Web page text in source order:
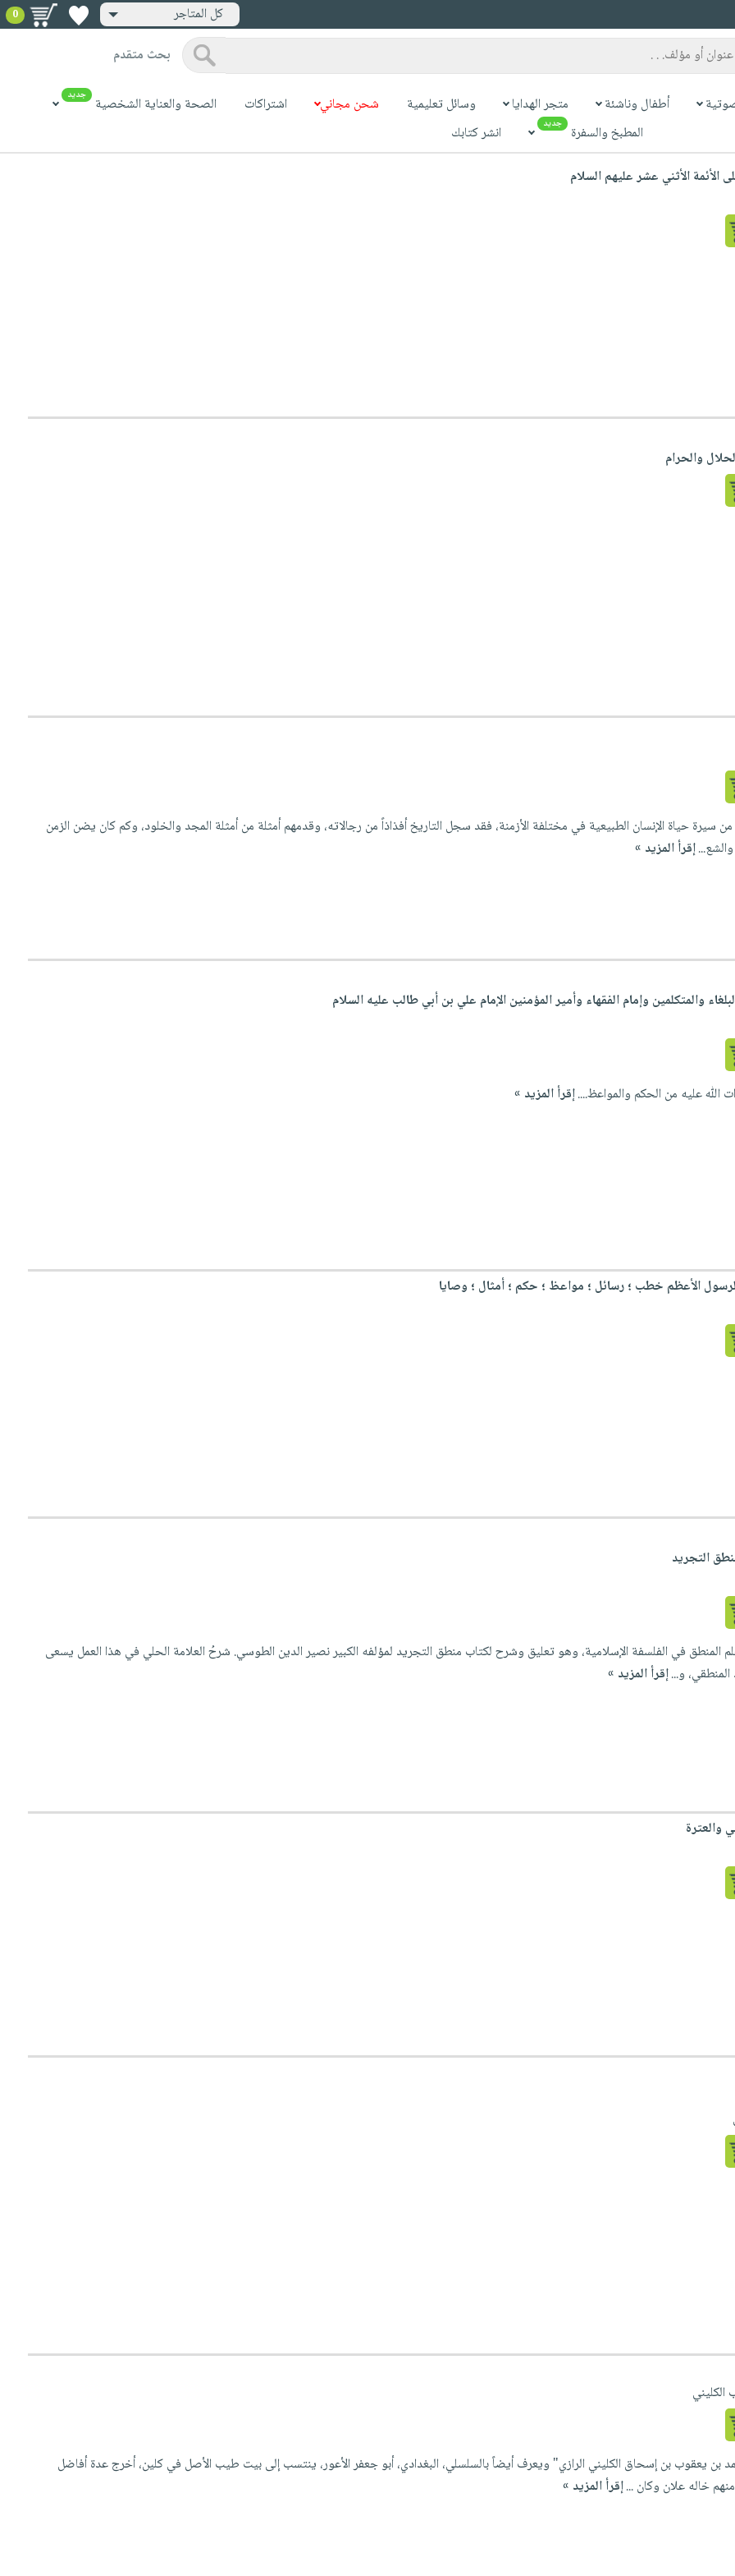
كل المتاجر 0
بحث متقدم
أطفال وناشئة متجر الهدايا وسائل تعليمية شحن مجاني اشتراكات الصحة والعناية الشخصية جديد
المطبخ والسفرة جديد
انشر كتابك
الأثني عشر عليهم السلام
والحرام
سيرة حياة الإنسان الطبيعية في مختلفة الأزمنة، فقد سجل التاريخ أفذاذاً من رجالاته، وقدمهم أمثلة من أمثلة المجد والخلود، وكم كان يضن الزمن
إقرأ المزيد »
اللّٰه عليه من الحكم والمواعظ....إقرأ المزيد »
الأعظم خطب ؛ رسائل ؛ مواعظ ؛ حكم ؛ أمثال ؛ وصايا
التجريد
المنطق في الفلسفة الإسلامية، وهو تعليق وشرح لكتاب منطق التجريد لمؤلفه الكبير نصير الدين الطوسي. شرحُ العلامة الحلي في هذا العمل يسعى
و...إقرأ المزيد »
والعترة
يعقوب بن إسحاق الكليني الرازي" ويعرف أيضاً بالسلسلي، البغدادي، أبو جعفر الأعور، ينتسب إلى بيت طيب الأصل في كلين، أخرج عدة أفاضل
خاله علان وكان ...إقرأ المزيد »